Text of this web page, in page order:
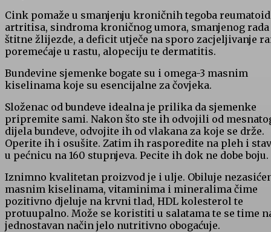
Cink pomaže u smanjenju kroničnih tegoba
artritisa, sindroma kroničnog umora, smanjenog rada
štitne žlijezde, a deficit utječe na sporo zacjeljivanje
poremećaje u rastu, alopeciju te dermatitis.
Bundevine sjemenke bogate su i omega-3 masnim
kiselinama koje su esencijalne za čovjeka.
Složenac od bundeve idealna je prilika da sjemenke
pripremite sami. Nakon što ste ih odvojili od
dijela bundeve, odvojite ih od vlakana za koje se drže.
Operite ih i osušite. Zatim ih rasporedite na pleh i
u pećnicu na 160 stupnjeva. Pecite ih dok ne dobe boju.
Iznimno kvalitetan proizvod je i ulje. Obiluje
masnim kiselinama, vitaminima i mineralima čime
pozitivno djeluje na krvni tlad, HDL kolesterol te
protuupalno. Može se koristiti u salatama te se time
jednostavan način jelo nutritivno obogaćuje.